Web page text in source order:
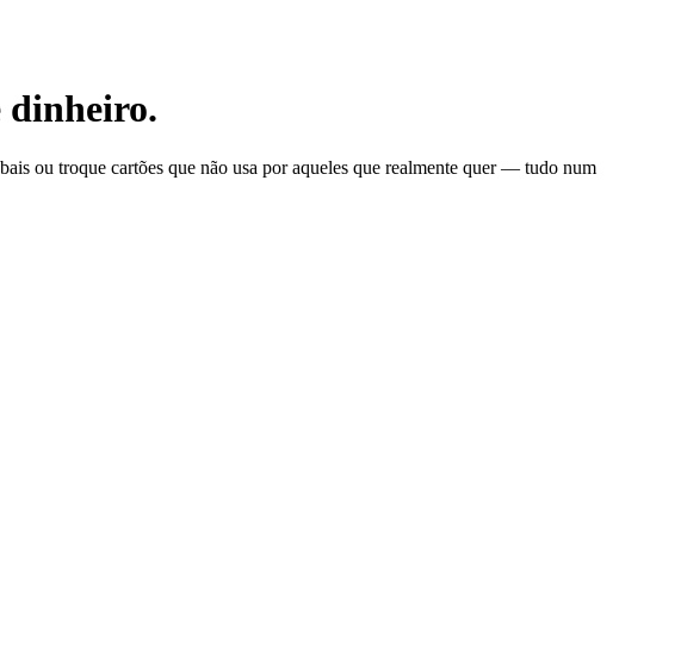
dinheiro.
ou troque cartões que não usa por aqueles que realmente quer — tudo num